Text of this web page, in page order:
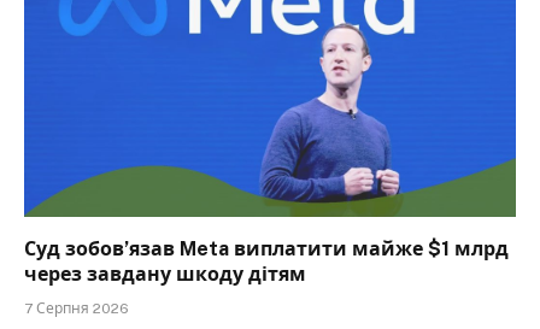
Суд зобов’язав Meta виплатити майже $1 млрд
через завдану шкоду дітям
7 Серпня 2026